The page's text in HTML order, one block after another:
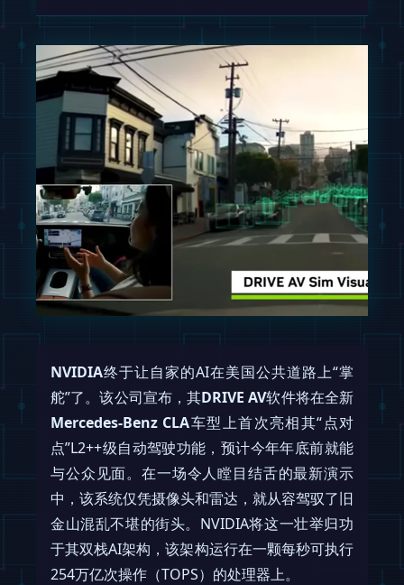
NVIDIA终于让自家的AI在美国公共道路上“掌
舵”了。该公司宣布，其DRIVE AV软件将在全新
Mercedes-Benz CLA车型上首次亮相其“点对
点”L2++级自动驾驶功能，预计今年年底前就能
与公众见面。在一场令人瞠目结舌的最新演示
中，该系统仅凭摄像头和雷达，就从容驾驭了旧
金山混乱不堪的街头。NVIDIA将这一壮举归功
于其双栈AI架构，该架构运行在一颗每秒可执行
254万亿次操作（TOPS）的处理器上。